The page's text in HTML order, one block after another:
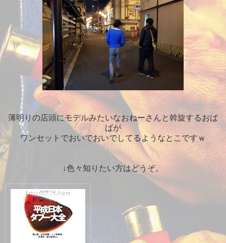
薄明りの店頭にモデルみたいなおねーさんと斡旋するおば
ばが
ワンセットでおいでおいでしてるようなとこですｗ
↓色々知りたい方はどうぞ。